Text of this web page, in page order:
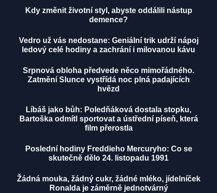
Kdy změnit životní styl, abyste oddálili nástup
demence?
Vedro už vás nedostane: Geniální trik udrží nápoj
ledový celé hodiny a zachrání i milovanou kávu
Srpnová obloha předvede něco mimořádného.
Zatmění Slunce vystřídá noc plná padajících
hvězd
Líbáš jako bůh: Poledňáková dostala stopku,
Bartoška odmítl sportovat a ústřední píseň, která
film přerostla
Poslední hodiny Freddieho Mercuryho: Co se
skutečně dělo 24. listopadu 1991
Žádná mouka, žádný cukr, žádné mléko, jídelníček
Ronalda je záměrně jednotvárný